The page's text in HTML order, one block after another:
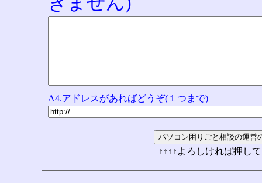
A4.アドレスがあればどうぞ(１つまで)
↑↑↑↑よろしければ押し